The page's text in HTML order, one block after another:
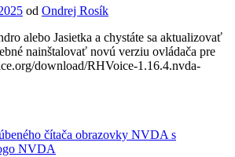
od Ondrej Rosík
alebo Jasietka a chystáte sa aktualizovať
nainštalovať novú verziu ovládača pre
download/RHVoice-1.16.4.nvda-
čítača obrazovky NVDA s